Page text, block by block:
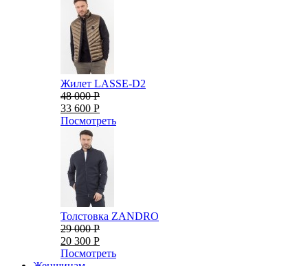
Жилет LASSE-D2
48 000 Р
33 600 Р
Посмотреть
Толстовка ZANDRO
29 000 Р
20 300 Р
Посмотреть